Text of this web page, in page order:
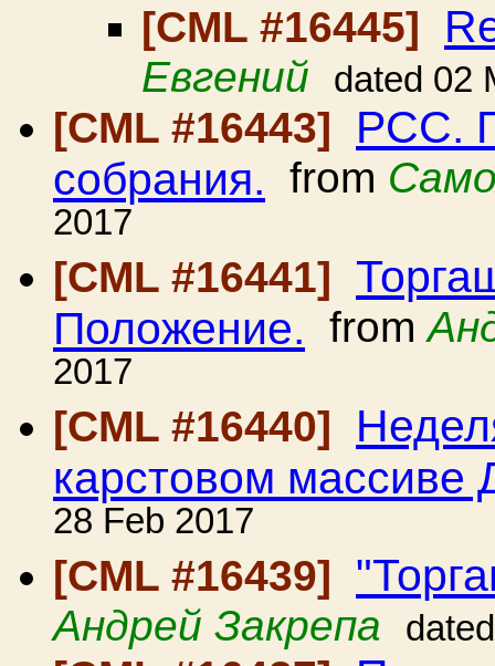
[CML #16445]
Евгений dated 02
[CML #16443] РСС.
собрания. from
2017
[CML #16441]
Положение. from
2017
[CML #16440]
карстовом массиве
28 Feb 2017
[CML #16439]
Андрей Закрепа